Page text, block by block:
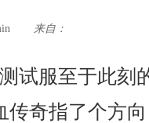
来自：
试服至于此刻
传奇指了个方